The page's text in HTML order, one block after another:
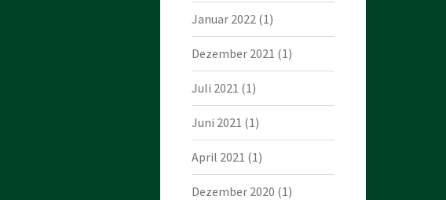
Januar 2022(1)
Dezember 2021 (1)
Juli 2021 (1)
Juni 2021 (1)
April 2021 (1)
Dezember 2020 (1)